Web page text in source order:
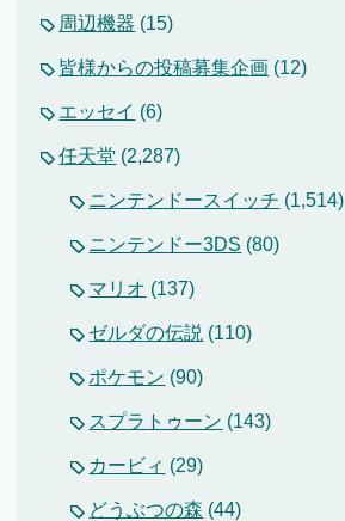
周辺機器 (15)
皆様からの投稿募集企画 (12)
エッセイ (6)
任天堂 (2,287)
ニンテンドースイッチ (1,514)
ニンテンドー3DS (80)
マリオ (137)
ゼルダの伝説 (110)
ポケモン (90)
スプラトゥーン (143)
カービィ (29)
どうぶつの森 (44)